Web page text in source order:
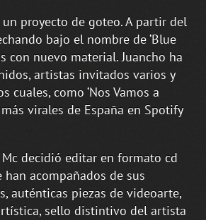
proyecto de goteo. A partir del
bajo el nombre de ‘Blue
con nuevo material. Juancho ha
artistas invitados varios y
cuales, como ‘Nos Vamos a
virales de España en Spotify
decidió editar en formato cd
acompañados de sus
auténticas piezas de videoarte,
sello distintivo del artista